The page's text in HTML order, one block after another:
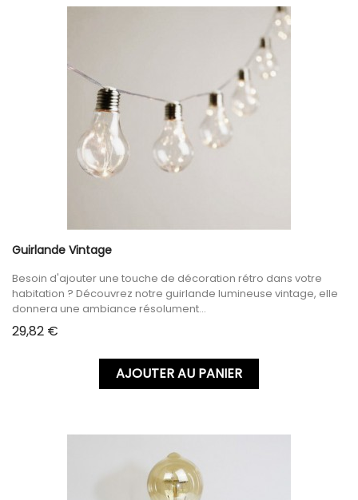
Guirlande Vintage
Besoin d'ajouter une touche de décoration rétro dans votre
habitation ? Découvrez notre guirlande lumineuse vintage, elle
donnera une ambiance résolument...
Prix
29,82 €
AJOUTER AU PANIER